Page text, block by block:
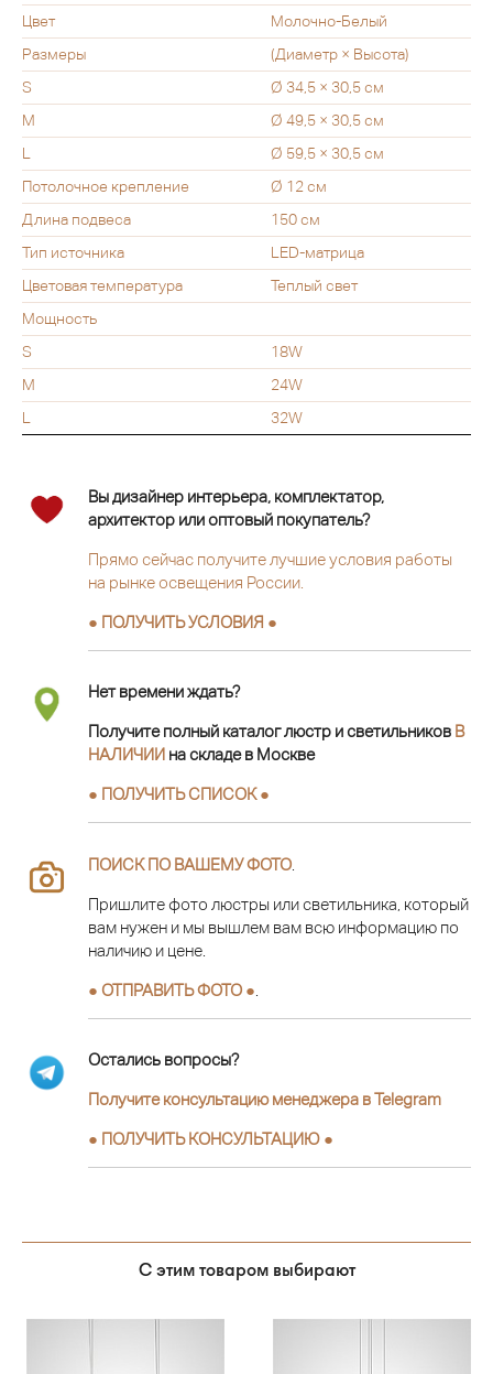
Цвет
Молочно-Белый
Размеры
(Диаметр × Высота)
S
Ø 34,5 × 30,5 см
M
Ø 49,5 × 30,5 см
L
Ø 59,5 × 30,5 см
Потолочное крепление
Ø 12 см
Длина подвеса
150 см
Тип источника
LED-матрица
Цветовая температура
Теплый свет
Мощность
S
18W
M
24W
L
32W
Вы дизайнер интерьера, комплектатор,
архитектор или оптовый покупатель?
Прямо сейчас получите лучшие условия работы
на рынке освещения России.
● ПОЛУЧИТЬ УСЛОВИЯ ●
Нет времени ждать?
Получите полный каталог люстр и светильников В
НАЛИЧИИ на складе в Москве
● ПОЛУЧИТЬ СПИСОК ●
ПОИСК ПО ВАШЕМУ ФОТО
Пришлите фото люстры или светильника, который
вам нужен и мы вышлем вам всю информацию по
наличию и цене.
● ОТПРАВИТЬ ФОТО ●
Остались вопросы?
Получите консультацию менеджера в Telegram
● ПОЛУЧИТЬ КОНСУЛЬТАЦИЮ ●
С этим товаром выбирают